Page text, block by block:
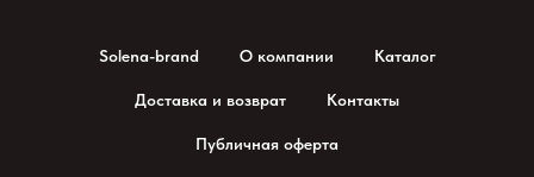
Solena-brand О компании Каталог
Доставка и возврат Контакты
Публичная оферта